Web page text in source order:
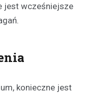
jest wcześniejsze
konieczne jest